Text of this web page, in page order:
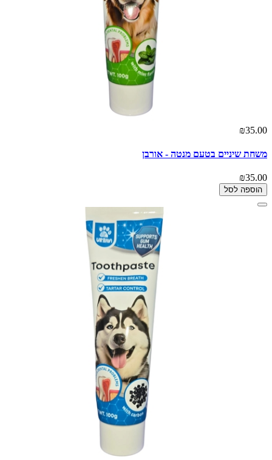
₪35.00
משחת שיניים בטעם מנטה - אורבן
₪35.00
הוספה לסל